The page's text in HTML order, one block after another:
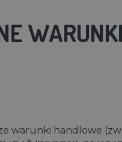
warunki handlowe